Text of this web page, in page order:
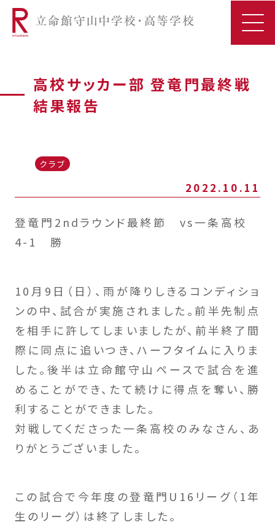
高校サッカー部 登竜門最終戦
結果報告
クラブ
2022.10.11
登竜門2ndラウンド最終節 vs一条高校
4-1 勝
10月9日（日）、雨が降りしきるコンディショ
ンの中、試合が実施されました。前半先制点
を相手に許してしまいましたが、前半終了間
際に同点に追いつき、ハーフタイムに入りま
した。後半は立命館守山ペースで試合を進
めることができ、たて続けに得点を奪い、勝
利することができました。
対戦してくださった一条高校のみなさん、あ
りがとうございました。
この試合で今年度の登竜門U16リーグ（1年
生のリーグ）は終了しました。